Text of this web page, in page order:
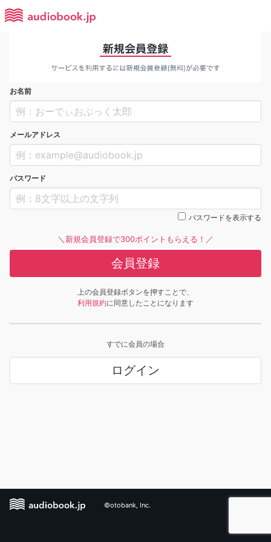
お名前
メールアドレス
パスワード
パスワードを表示する
＼新規会員登録で300ポイントもらえる！／
会員登録
上の会員登録ボタンを押すことで、
利用規約に同意したことになります
すでに会員の場合
ログイン
©otobank, Inc.